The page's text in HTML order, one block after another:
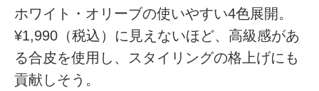
ホワイト・オリーブの使いやすい4色展開。
¥1,990（税込）に見えないほど、高級感があ
る合皮を使用し、スタイリングの格上げにも
貢献しそう。